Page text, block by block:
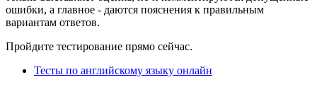
ошибки, а главное - даются пояснения к правильным
вариантам ответов.
Пройдите тестирование прямо сейчас.
Тесты по английскому языку онлайн